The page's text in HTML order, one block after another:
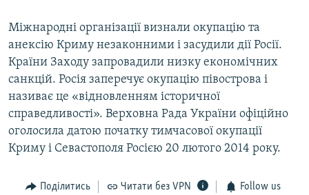
Міжнародні організації визнали окупацію та
анексію Криму незаконними і засудили дії Росії.
Країни Заходу запровадили низку економічних
санкцій. Росія заперечує окупацію півострова і
називає це «відновленням історичної
справедливості». Верховна Рада України офіційно
оголосила датою початку тимчасової окупації
Криму і Севастополя Росією 20 лютого 2014 року.
Поділитись Читати без VPN Follow us